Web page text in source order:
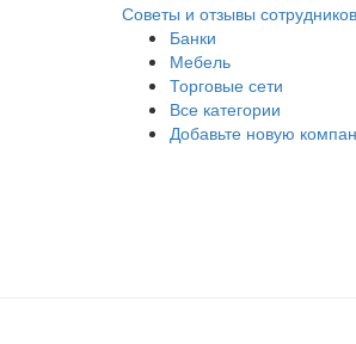
Советы и отзывы
Банки
Мебель
Торговые сети
Все категории
Добавьте новую